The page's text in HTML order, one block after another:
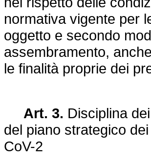
normativa vigente per
oggetto e secondo
assembramento,
le finalità proprie dei
Art. 3. Disciplina
del piano strategico
CoV-2